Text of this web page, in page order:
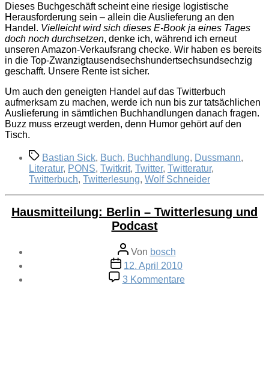
Dieses Buchgeschäft scheint eine riesige logistische
Herausforderung sein – allein die Auslieferung an den
Handel. Vielleicht wird sich dieses E-Book ja eines Tages
doch noch durchsetzen, denke ich, während ich erneut
unseren Amazon-Verkaufsrang checke. Wir haben es bereits
in die Top-Zwanzigtausendsechshundertsechsundsechzig
geschafft. Unsere Rente ist sicher.
Um auch den geneigten Handel auf das Twitterbuch
aufmerksam zu machen, werde ich nun bis zur tatsächlichen
Auslieferung in sämtlichen Buchhandlungen danach fragen.
Buzz muss erzeugt werden, denn Humor gehört auf den
Tisch.
Schlagwörter
Bastian Sick, Buch, Buchhandlung, Dussmann,
Literatur, PONS, Twitkrit, Twitter, Twitteratur,
Twitterbuch, Twitterlesung, Wolf Schneider
Hausmitteilung: Berlin – Twitterlesung und
Podcast
Beitragsautor
Von bosch
Veröffentlichungsdatum
12. April 2010
3 Kommentarezu
Hausmitteilung: